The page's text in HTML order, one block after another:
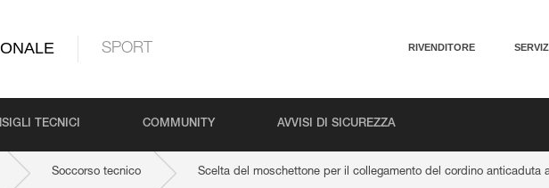
SPORT RIVENDITORE
TECNICI COMMUNITY AVVISI DI SICUREZZA
Soccorso tecnico Scelta del moschettone per il collegamento del cordino anticaduta